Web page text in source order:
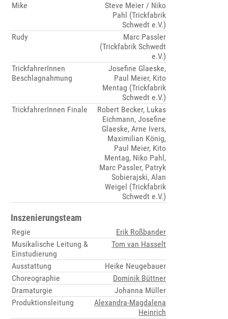
Mike
Steve Meier / Niko
Pahl (Trickfabrik
Schwedt e.V.)
Rudy
Marc Passler
(Trickfabrik Schwedt
e.V.)
TrickfahrerInnen
Beschlagnahmung
Josefine Glaeske,
Paul Meier, Kito
Mentag (Trickfabrik
Schwedt e.V.)
TrickfahrerInnen Finale
Robert Becker, Lukas
Eichmann, Josefine
Glaeske, Arne Ivers,
Maximilian König,
Paul Meier, Kito
Mentag, Niko Pahl,
Marc Passler, Patryk
Sobierajski, Alan
Weigel (Trickfabrik
Schwedt e.V.)
Inszenierungsteam
Regie
Erik Roßbander
Musikalische Leitung &
Einstudierung
Tom van Hasselt
Ausstattung
Heike Neugebauer
Choreographie
Dominik Büttner
Dramaturgie
Johanna Müller
Produktionsleitung
Alexandra-Magdalena
Heinrich